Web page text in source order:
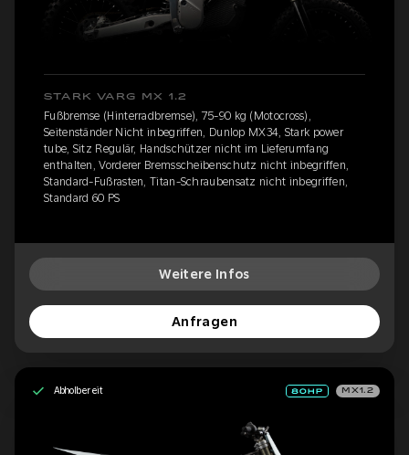
STARK VARG MX 1.2
Fußbremse (Hinterradbremse), 75-90 kg (Motocross),
Seitenständer Nicht inbegriffen, Dunlop MX34, Stark power
tube, Sitz Regulär, Handschützer nicht im Lieferumfang
enthalten, Vorderer Bremsscheibenschutz nicht inbegriffen,
Standard-Fußrasten, Titan-Schraubensatz nicht inbegriffen,
Standard 60 PS
Weitere Infos
Anfragen
Abholbereit MX1.2